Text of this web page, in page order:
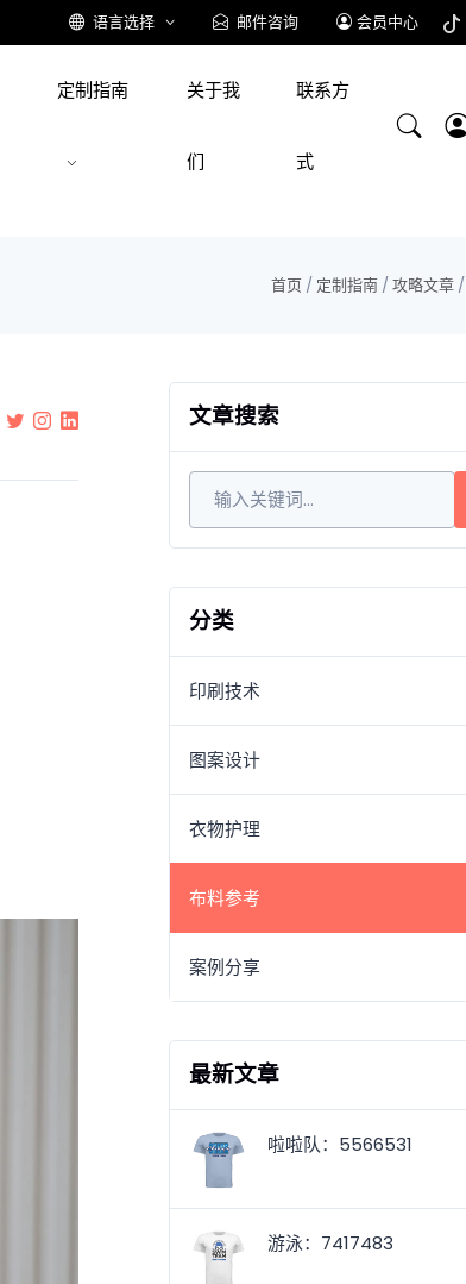
语言选择 邮件咨询 会员中心
定制指南 关于我
们
联系方
式
首页 / 定制指南/攻略文章/
文章搜索
分类
印刷技术
图案设计
衣物护理
布料参考
案例分享
最新文章
啦啦队：5566531
游泳：7417483